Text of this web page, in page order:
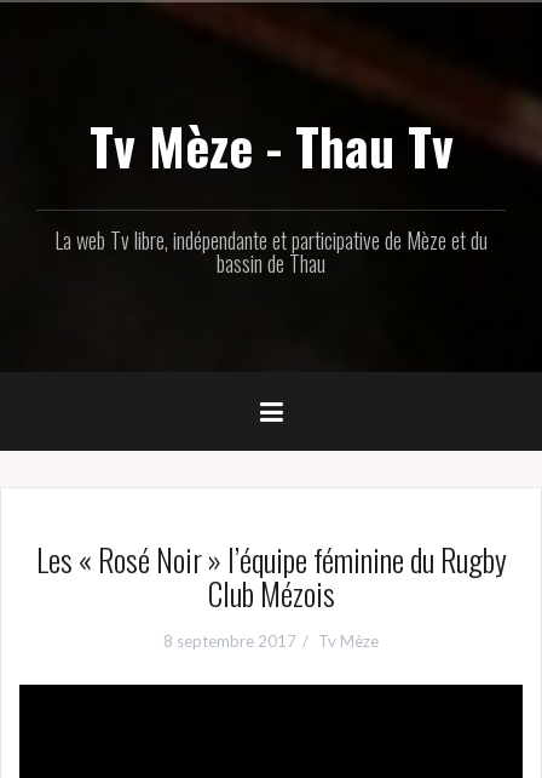
Tv Mèze - Thau Tv
La web Tv libre, indépendante et participative de Mèze et du
bassin de Thau
Les « Rosé Noir » l’équipe féminine du Rugby
Club Mézois
8 septembre 2017 Tv Mèze